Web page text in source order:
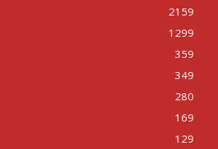
2159
1299
359
349
280
169
129